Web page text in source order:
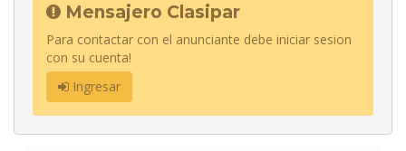
Mensajero Clasipar
Para contactar con el anunciante debe iniciar sesion
con su cuenta!
Ingresar